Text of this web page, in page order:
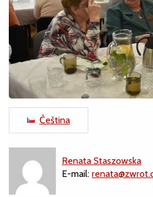
Čeština
Renata Staszowska
E-mail: